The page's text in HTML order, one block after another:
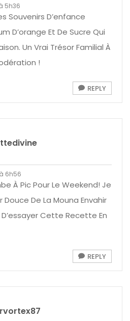
5h36
Souvenirs D’enfance
D’orange Et De Sucre Qui
Un Vrai Trésor Familial À
!
REPLY
6h56
À Pic Pour Le Weekend! Je
Douce De La Mouna Envahir
Cette Recette En
REPLY